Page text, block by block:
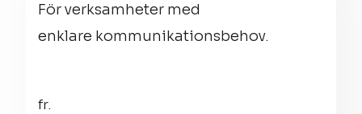
För verksamheter med
enklare kommunikationsbehov.
fr.